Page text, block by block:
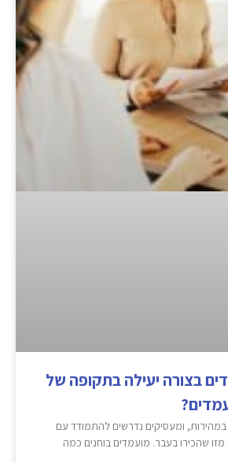
בצורה יעילה בתקופה של
ומעסיקים נדרשים להתמודד עם
שהכירו בעבר. מועמדים בוחנים כמה